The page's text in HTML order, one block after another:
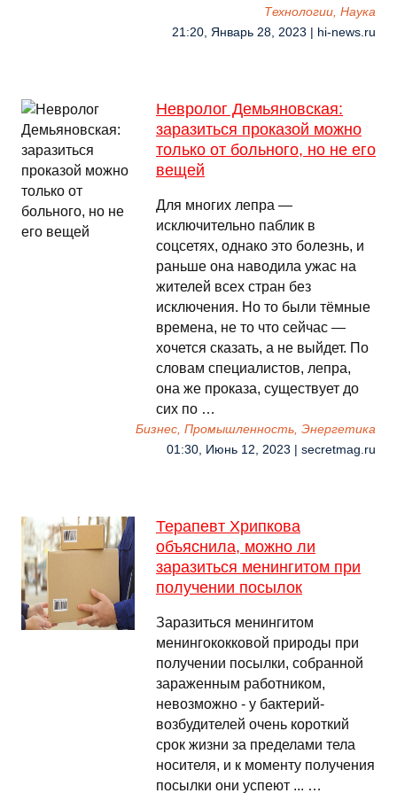
Технологии, Наука
21:20, Январь 28, 2023 | hi-news.ru
Невролог Демьяновская:
заразиться проказой можно
только от больного, но не его
вещей
Для многих лепра —
исключительно паблик в
соцсетях, однако это болезнь, и
раньше она наводила ужас на
жителей всех стран без
исключения. Но то были тёмные
времена, не то что сейчас —
хочется сказать, а не выйдет. По
словам специалистов, лепра,
она же проказа, существует до
сих по …
Бизнес, Промышленность, Энергетика
01:30, Июнь 12, 2023 | secretmag.ru
Терапевт Хрипкова
объяснила, можно ли
заразиться менингитом при
получении посылок
Заразиться менингитом
менингококковой природы при
получении посылки, собранной
зараженным работником,
невозможно - у бактерий-
возбудителей очень короткий
срок жизни за пределами тела
носителя, и к моменту получения
посылки они успеют ... …